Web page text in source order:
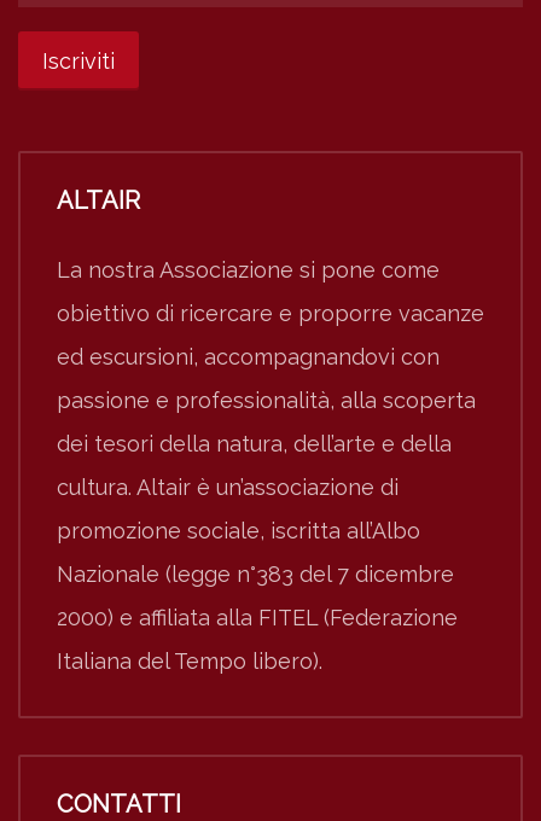
ALTAIR
La nostra Associazione si pone come
obiettivo di ricercare e proporre vacanze
ed escursioni, accompagnandovi con
passione e professionalità, alla scoperta
dei tesori della natura, dell’arte e della
cultura. Altair è un’associazione di
promozione sociale, iscritta all’Albo
Nazionale (legge n°383 del 7 dicembre
2000) e affiliata alla FITEL (Federazione
Italiana del Tempo libero).
CONTATTI